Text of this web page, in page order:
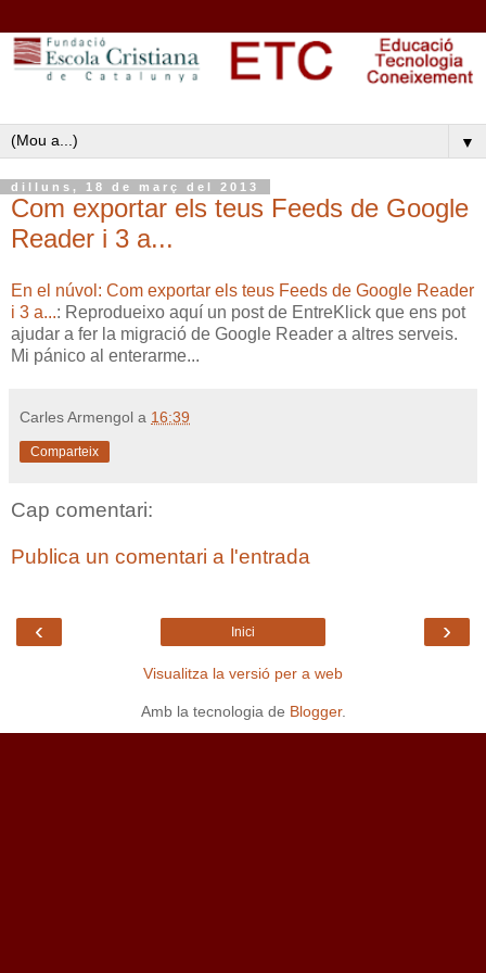
▼
dilluns, 18 de març del 2013
Com exportar els teus Feeds de Google
Reader i 3 a...
En el núvol: Com exportar els teus Feeds de Google Reader
i 3 a...: Reprodueixo aquí un post de EntreKlick que ens pot
ajudar a fer la migració de Google Reader a altres serveis.
Mi pánico al enterarme...
Carles Armengol a 16:39
Comparteix
Cap comentari:
Publica un comentari a l'entrada
‹ ›
Inici
Visualitza la versió per a web
Amb la tecnologia de Blogger.